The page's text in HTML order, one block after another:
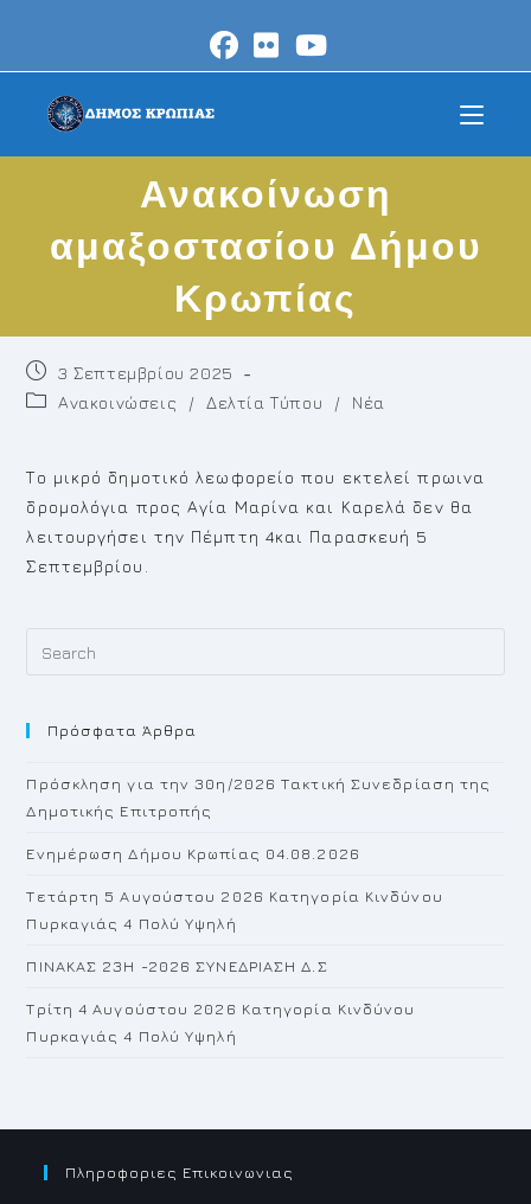
content
Ανακοίνωση
αμαξοστασίου Δήμου
Κρωπίας
Post
published:
3 Σεπτεμβρίου 2025
PostΑνακοινώσεις / Δελτία Τύπου / Νέα
Το μικρό δημοτικό λεωφορείο που εκτελεί πρωινα
δρομολόγια προς Αγία Μαρίνα και Καρελά δεν θα
λειτουργήσει την Πέμπτη 4και Παρασκευή 5
Σεπτεμβρίου.
Πρόσφατα Άρθρα
Πρόσκληση για την 30η/2026 Τακτική Συνεδρίαση της
Δημοτικής Επιτροπής
Ενημέρωση Δήμου Κρωπίας 04.08.2026
Τετάρτη 5 Αυγούστου 2026 Κατηγορία Κινδύνου
Πυρκαγιάς 4 Πολύ Υψηλή
ΠΙΝΑΚΑΣ 23H -2026 ΣΥΝΕΔΡΙΑΣΗ Δ.Σ
Τρίτη 4 Αυγούστου 2026 Κατηγορία Κινδύνου
Πυρκαγιάς 4 Πολύ Υψηλή
Πληροφοριες Επικοινωνιας